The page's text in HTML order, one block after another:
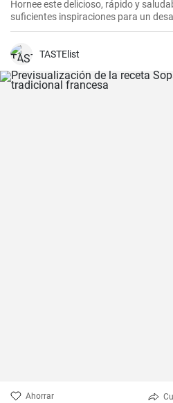
Hornee este delicioso, rápido y
suficientes inspiraciones para un
TASTElist
Ahorrar